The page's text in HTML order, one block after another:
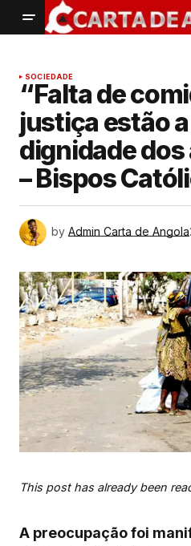
SOCIEDADE
“Falta de
justiça estão
dignidade
– Bispos
by Admin Carta de Angola
This post has already been
A preocupação foi